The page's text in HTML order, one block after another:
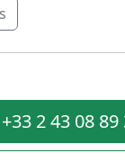
2 43 08 89